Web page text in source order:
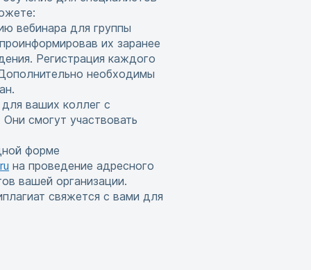
вебинара для группы
их заранее
Регистрация каждого
необходимы
ваших коллег с
смогут участвовать
форме
на проведение адресного
вашей организации.
свяжется с вами для